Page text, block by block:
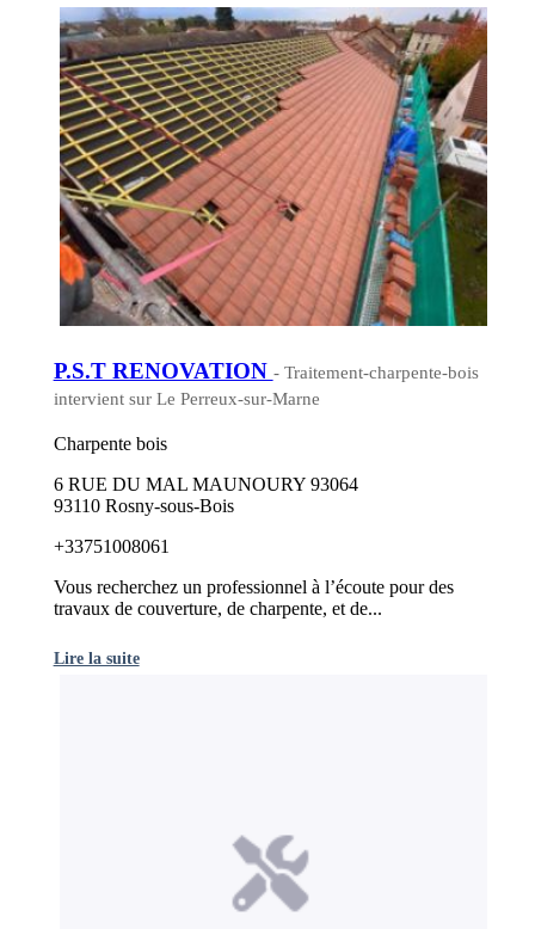
P.S.T RENOVATION - Traitement-charpente-bois
intervient sur Le Perreux-sur-Marne
Charpente bois
6 RUE DU MAL MAUNOURY 93064
93110 Rosny-sous-Bois
+33751008061
Vous recherchez un professionnel à l’écoute pour des
travaux de couverture, de charpente, et de...
Lire la suite